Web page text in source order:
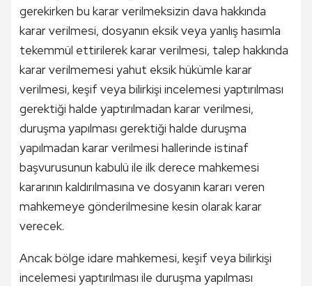
gerekirken bu karar verilmeksizin dava hakkında
karar verilmesi, dosyanın eksik veya yanlış hasımla
tekemmül ettirilerek karar verilmesi, talep hakkında
karar verilmemesi yahut eksik hükümle karar
verilmesi, keşif veya bilirkişi incelemesi yaptırılması
gerektiği halde yaptırılmadan karar verilmesi,
duruşma yapılması gerektiği halde duruşma
yapılmadan karar verilmesi hallerinde istinaf
başvurusunun kabulü ile ilk derece mahkemesi
kararının kaldırılmasına ve dosyanın kararı veren
mahkemeye gönderilmesine kesin olarak karar
verecek.
Ancak bölge idare mahkemesi, keşif veya bilirkişi
incelemesi yaptırılması ile duruşma yapılması